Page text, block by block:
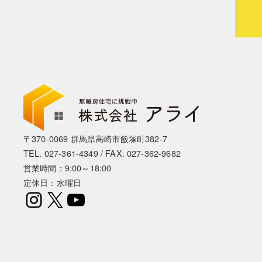
〒370-0069 群馬県高崎市飯塚町382-7
TEL. 027-361-4349/ FAX. 027-362-9682
営業時間：9:00～18:00
定休日：水曜日
Instagram
X YouTube